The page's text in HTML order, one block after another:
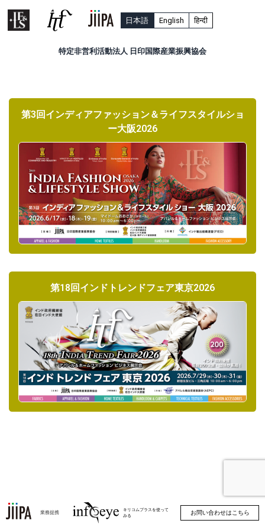
日本語 English हिन्दी
特定非営利活動法人 日印国際産業振興協会
第3回インディアファッション＆ライフスタイルショ
ー大阪2026
第18回インドトレンドフェア東京2026
業務提携
キリコムプラスを使って
みる
お問い合わせはこちら